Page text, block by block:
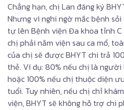
Chẳng hạn, chị Lan đăng ký
Nhưng vì nghi ngờ mắc bệnh
tự lên Bệnh viện Đa khoa tỉnh C
chị phải nằm viện sau ca mổ,
của chị sẽ được BHYT chi trả
thẻ. Ví dụ: 80% nếu chị là
hoặc 100% nếu chị thuộc diện
tuổi. Tuy nhiên, nếu chị chỉ
viện, BHYT sẽ không hỗ trợ chi